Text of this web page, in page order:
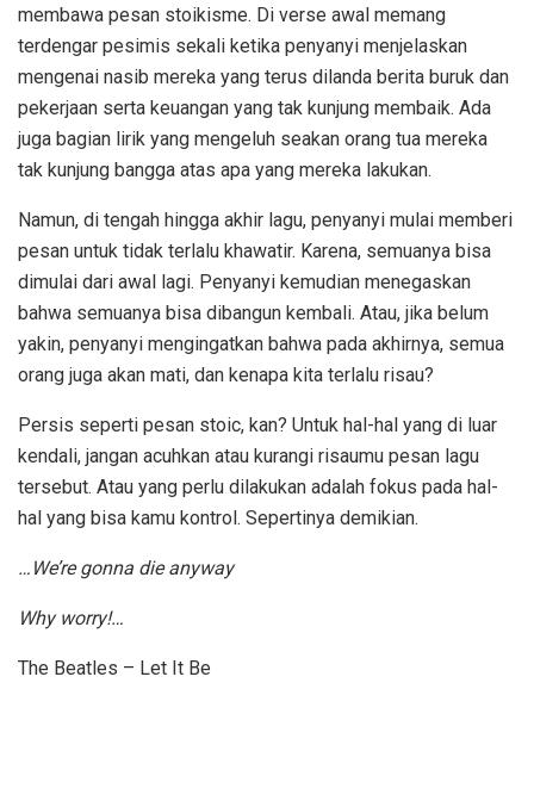
membawa pesan stoikisme. Di verse awal memang
terdengar pesimis sekali ketika penyanyi menjelaskan
mengenai nasib mereka yang terus dilanda berita buruk dan
pekerjaan serta keuangan yang tak kunjung membaik. Ada
juga bagian lirik yang mengeluh seakan orang tua mereka
tak kunjung bangga atas apa yang mereka lakukan.
Namun, di tengah hingga akhir lagu, penyanyi mulai memberi
pesan untuk tidak terlalu khawatir. Karena, semuanya bisa
dimulai dari awal lagi. Penyanyi kemudian menegaskan
bahwa semuanya bisa dibangun kembali. Atau, jika belum
yakin, penyanyi mengingatkan bahwa pada akhirnya, semua
orang juga akan mati, dan kenapa kita terlalu risau?
Persis seperti pesan stoic, kan? Untuk hal-hal yang di luar
kendali, jangan acuhkan atau kurangi risaumu pesan lagu
tersebut. Atau yang perlu dilakukan adalah fokus pada hal-
hal yang bisa kamu kontrol. Sepertinya demikian.
…We’re gonna die anyway
Why worry!…
The Beatles – Let It Be